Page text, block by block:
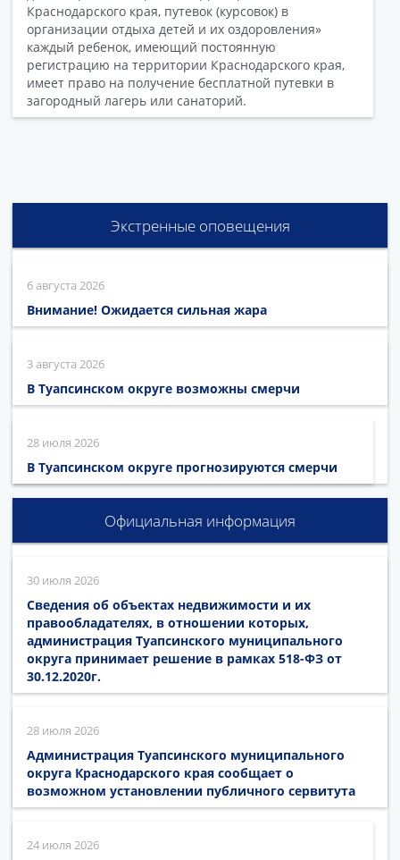
Краснодарского края, путевок (курсовок) в
организации отдыха детей и их оздоровления»
каждый ребенок, имеющий постоянную
регистрацию на территории Краснодарского края,
имеет право на получение бесплатной путевки в
загородный лагерь или санаторий.
Экстренные оповещения
6 августа 2026
Внимание! Ожидается сильная жара
3 августа 2026
В Туапсинском округе возможны смерчи
28 июля 2026
В Туапсинском округе прогнозируются смерчи
Официальная информация
30 июля 2026
Сведения об объектах недвижимости и их
правообладателях, в отношении которых,
администрация Туапсинского муниципального
округа принимает решение в рамках 518-ФЗ от
30.12.2020г.
28 июля 2026
Администрация Туапсинского муниципального
округа Краснодарского края сообщает о
возможном установлении публичного сервитута
24 июля 2026